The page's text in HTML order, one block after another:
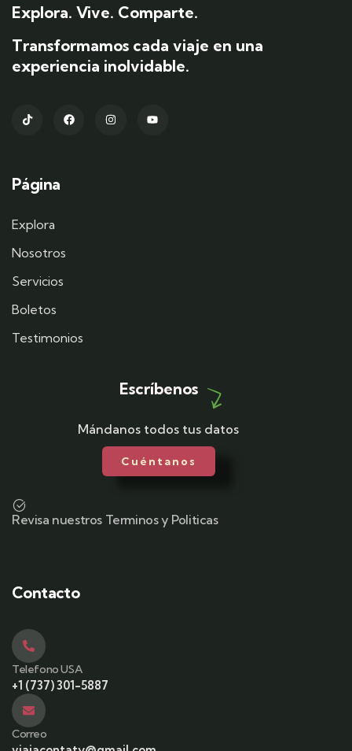
Explora. Vive. Comparte.
Transformamos cada viaje en una
experiencia inolvidable.
Página
Explora
Nosotros
Servicios
Boletos
Testimonios
Escríbenos
Mándanos todos tus datos
Cuéntanos
Revisa nuestros Terminos y Politicas
Contacto
Telefono USA
+1 (737) 301-5887
Correo